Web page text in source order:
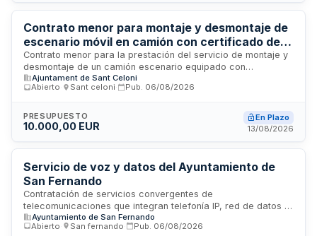
servicios sociales para garantizar la higiene y salubridad de
estas instalaciones destinadas a la atención de personas
con discapacidad y daño cerebral.
Contrato menor para montaje y desmontaje de
escenario móvil en camión con certificado de
asentamiento para la Fiesta Mayor de Sant
Celoni
Contrato menor para la prestación del servicio de montaje y
desmontaje de un camión escenario equipado con
certificado de asentamiento, destinado a los actos de la
Fiesta Mayor de Septiembre de 2026 en Sant Celoni. El
estructura escénica móvil durante las festividades mayores
del municipio. La empresa adjudicataria será responsable de
del escenario según normativa vigente, así como su
posterior desmontaje y retirada.
Ajuntament de Sant Celoni
Abierto
Sant celoni Pub. 06/08/2026
PRESUPUESTO
10.000,00 EUR
En Plazo
13/08/2026
Servicio de voz y datos del Ayuntamiento de
San Fernando
Contratación de servicios convergentes de
telecomunicaciones que integran telefonía IP, red de datos y
telefonía móvil corporativa para el Ayuntamiento de San
Fernando. El servicio busca garantizar la continuidad y
Ayuntamiento de San Fernando
Abierto
San fernando Pub. 06/08/2026